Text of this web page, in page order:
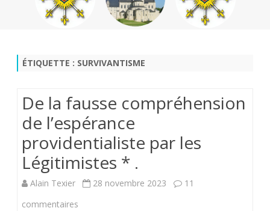
ÉTIQUETTE : SURVIVANTISME
De la fausse compréhension
de l’espérance
providentialiste par les
Légitimistes * .
Alain Texier 28 novembre 2023
11
commentaires